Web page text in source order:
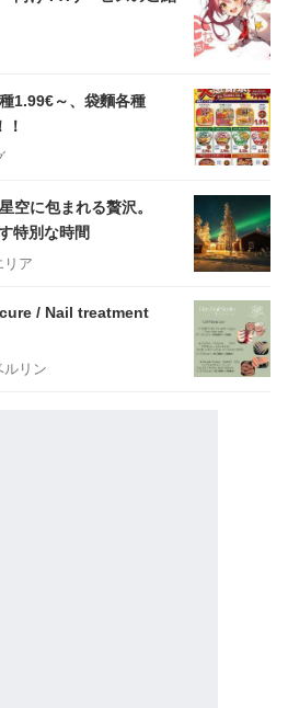
1.99€～、袋麵各種
空に包まれる贅沢。
特別な時間
リア
/ Nail treatment
ルリン